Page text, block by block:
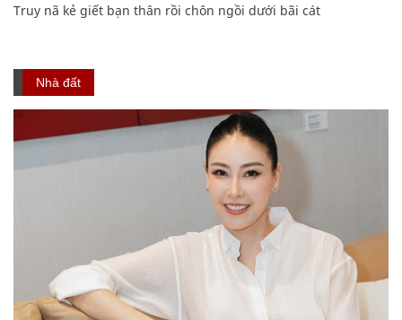
Truy nã kẻ giết bạn thân rồi chôn ngồi dưới bãi cát
Nhà đất